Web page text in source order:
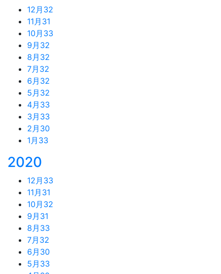
12月 32
11月 31
10月 33
9月 32
8月 32
7月 32
6月 32
5月 32
4月 33
3月 33
2月 30
1月 33
2020
12月 33
11月 31
10月 32
9月 31
8月 33
7月 32
6月 30
5月 33